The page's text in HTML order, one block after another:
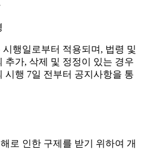
행일로부터 적용되며, 법령 및
추가, 삭제 및 정정이 있는 경우
시행 7일 전부터 공지사항을 통
로 인한 구제를 받기 위하여 개